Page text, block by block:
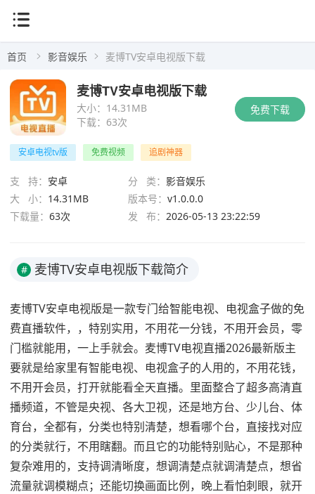
首页 影音娱乐 麦博TV安卓电视版下载
免费下载
大小： 14.31MB
下载： 63次
麦博TV安卓电视版下载
安卓电视tv版 免费视频 追剧神器
支 持： 安卓 分 类： 影音娱乐
大 小： 14.31MB 版本号： v1.0.0.0
下载量： 63次 发 布： 2026-05-13 23:22:59
# 麦博TV安卓电视版下载简介
麦博TV安卓电视版是一款专门给智能电视、电视盒子做的免
费直播软件，，特别实用，不用花一分钱，不用开会员，零
门槛就能用，一上手就会。麦博TV电视直播2026最新版主
要就是给家里有智能电视、电视盒子的人用的，不用花钱，
不用开会员，打开就能看全天直播。里面整合了超多高清直
播频道，不管是央视、各大卫视，还是地方台、少儿台、体
育台，全都有，分类也特别清楚，想看哪个台，直接找对应
的分类就行，不用瞎翻。而且它的功能特别贴心，不是那种
复杂难用的，支持调清晰度，想调清楚点就调清楚点，想省
流量就调模糊点；还能切换画面比例，晚上看怕刺眼，就开